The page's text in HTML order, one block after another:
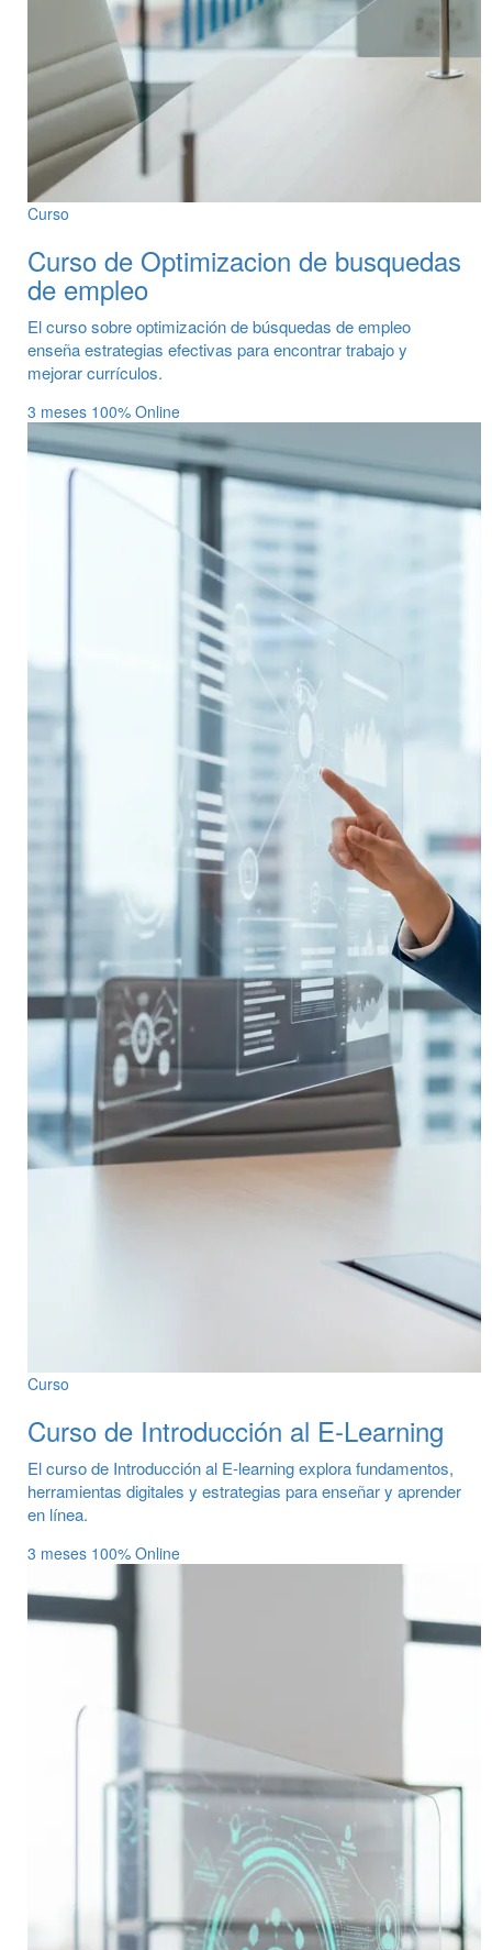
Curso
Curso de Optimizacion de busquedas
de empleo
El curso sobre optimización de búsquedas de empleo
enseña estrategias efectivas para encontrar trabajo y
mejorar currículos.
3 meses 100% Online
Curso
Curso de Introducción al E-Learning
El curso de Introducción al E-learning explora fundamentos,
herramientas digitales y estrategias para enseñar y aprender
en línea.
3 meses 100% Online